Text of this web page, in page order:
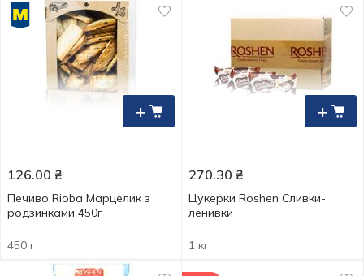
+
126.00 ₴
Печиво Rioba Марцелик з
родзинками 450г
450 г
+
270.30 ₴
Цукерки Roshen Сливки-
ленивки
1 кг